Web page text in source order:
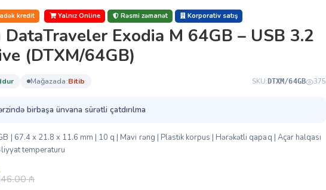
kredit Yalnız Online Rəsmi zəmanət Korporativ satış
Exodia M 64GB – USB 3.2
(DTXM/64GB)
mağazada: bi̇ti̇b SKU:DTXM/64GB 375
birbaşa ünvana sürətli çatdırılma
| 67.4 x 21.8 x 11.6 mm | 10 q | Mavi rəng | Plastik korpus | Hərəkətli qapaq | Açar halqası
temperaturu
46.00₼